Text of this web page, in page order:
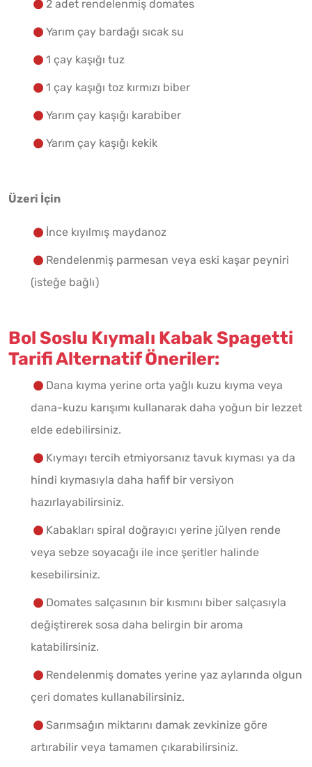
2 adet rendelenmiş domates
Yarım çay bardağı sıcak su
1 çay kaşığı tuz
1 çay kaşığı toz kırmızı biber
Yarım çay kaşığı karabiber
Yarım çay kaşığı kekik
Üzeri İçin
İnce kıyılmış maydanoz
Rendelenmiş parmesan veya eski kaşar peyniri
(isteğe bağlı)
Bol Soslu Kıymalı Kabak Spagetti
Tarifi Alternatif Öneriler:
Dana kıyma yerine orta yağlı kuzu kıyma veya
dana-kuzu karışımı kullanarak daha yoğun bir lezzet
elde edebilirsiniz.
Kıymayı tercih etmiyorsanız tavuk kıyması ya da
hindi kıymasıyla daha hafif bir versiyon
hazırlayabilirsiniz.
Kabakları spiral doğrayıcı yerine jülyen rende
veya sebze soyacağı ile ince şeritler halinde
kesebilirsiniz.
Domates salçasının bir kısmını biber salçasıyla
değiştirerek sosa daha belirgin bir aroma
katabilirsiniz.
Rendelenmiş domates yerine yaz aylarında olgun
çeri domates kullanabilirsiniz.
Sarımsağın miktarını damak zevkinize göre
artırabilir veya tamamen çıkarabilirsiniz.